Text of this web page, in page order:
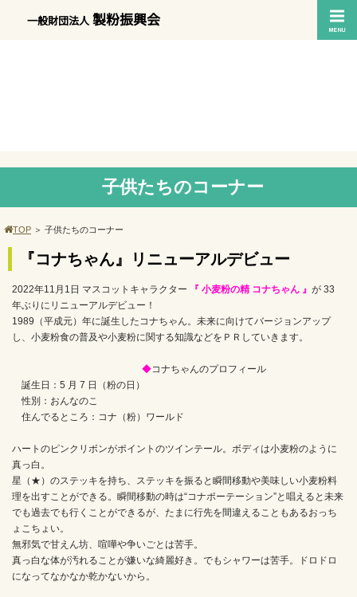
一般財団法人 製粉振興会
子供たちのコーナー
TOP ＞ 子供たちのコーナー
『コナちゃん』リニューアルデビュー
2022年11月1日 マスコットキャラクター 『 小麦粉の精 コナちゃん 』 が 33
年ぶりにリニューアルデビュー！
1989（平成元）年に誕生したコナちゃん。未来に向けてバージョンアップ
し、小麦粉食の普及や小麦粉に関する知識などをＰＲしていきます。
◆コナちゃんのプロフィール
誕生日：5 月 7 日（粉の日）
性別：おんなのこ
住んでるところ：コナ（粉）ワールド
ハートのピンクリボンがポイントのツインテール。ボディは小麦粉のように
真っ白。
星（★）のステッキを持ち、ステッキを振ると瞬間移動や美味しい小麦粉料
理を出すことができる。瞬間移動の時は“コナポーテーション”と唱えると未来
でも過去でも行くことができるが、たまに行先を間違えることもあるおっち
ょこちょい。
無邪気で甘えん坊、喧嘩や争いごとは苦手。
真っ白な体が汚れることが嫌いな綺麗好き。でもシャワーは苦手。ドロドロ
になってなかなか乾かないから。